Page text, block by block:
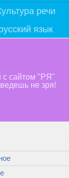
речи
язык
с сайтом "РЯ"
не зря!